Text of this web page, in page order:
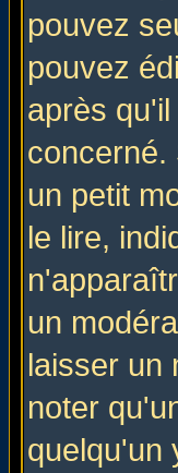
pouvez
pouvez
après
concerné.
un petit
le lire,
un
laisser un
noter
quelqu'un